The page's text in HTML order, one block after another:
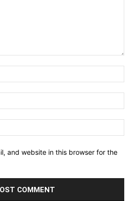
and website in this browser for the